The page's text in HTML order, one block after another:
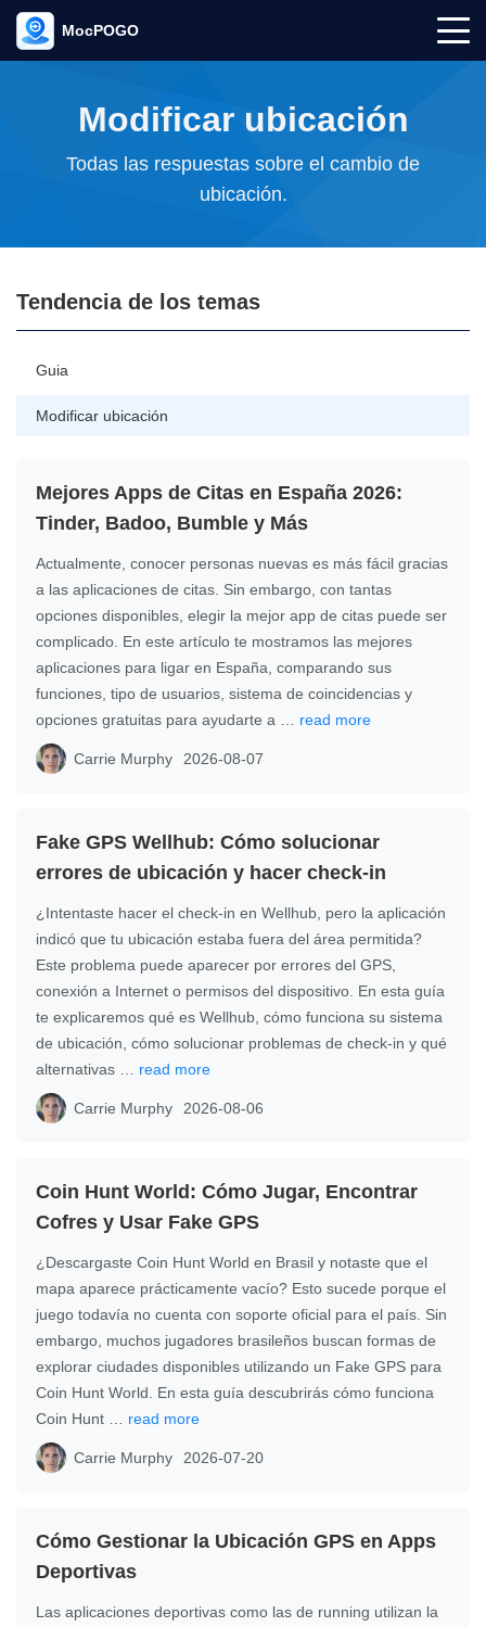
MocPOGO
Modificar ubicación
Todas las respuestas sobre el cambio de
ubicación.
Tendencia de los temas
Guia
Modificar ubicación
Mejores Apps de Citas en España 2026:
Tinder, Badoo, Bumble y Más
Actualmente, conocer personas nuevas es más fácil gracias
a las aplicaciones de citas. Sin embargo, con tantas
opciones disponibles, elegir la mejor app de citas puede ser
complicado. En este artículo te mostramos las mejores
aplicaciones para ligar en España, comparando sus
funciones, tipo de usuarios, sistema de coincidencias y
opciones gratuitas para ayudarte a … read more
Carrie Murphy 2026-08-07
Fake GPS Wellhub: Cómo solucionar
errores de ubicación y hacer check-in
¿Intentaste hacer el check-in en Wellhub, pero la aplicación
indicó que tu ubicación estaba fuera del área permitida?
Este problema puede aparecer por errores del GPS,
conexión a Internet o permisos del dispositivo. En esta guía
te explicaremos qué es Wellhub, cómo funciona su sistema
de ubicación, cómo solucionar problemas de check-in y qué
alternativas … read more
Carrie Murphy 2026-08-06
Coin Hunt World: Cómo Jugar, Encontrar
Cofres y Usar Fake GPS
¿Descargaste Coin Hunt World en Brasil y notaste que el
mapa aparece prácticamente vacío? Esto sucede porque el
juego todavía no cuenta con soporte oficial para el país. Sin
embargo, muchos jugadores brasileños buscan formas de
explorar ciudades disponibles utilizando un Fake GPS para
Coin Hunt World. En esta guía descubrirás cómo funciona
Coin Hunt … read more
Carrie Murphy 2026-07-20
Cómo Gestionar la Ubicación GPS en Apps
Deportivas
Las aplicaciones deportivas como las de running utilizan la